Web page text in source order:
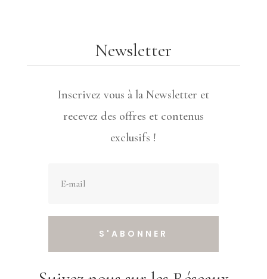
Newsletter
Inscrivez vous à la Newsletter et
recevez des offres et contenus
exclusifs !
S'ABONNER